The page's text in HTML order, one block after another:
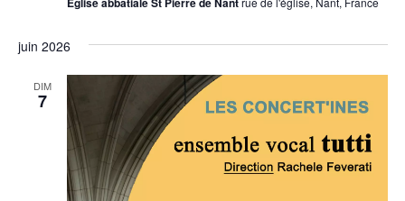
juin 2026
DIM
7